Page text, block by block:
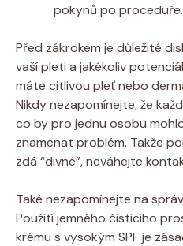
pokynů po proceduře.
Před zákrokem je důležité
vaší pleti a jakékoliv
máte citlivou pleť nebo
Nikdy nezapomínejte, že
co by pro jednu osobu
znamenat problém. Takže
zdá “divné”, neváhejte
Také nezapomínejte na
Použití jemného čisticího
krému s vysokým SPF je